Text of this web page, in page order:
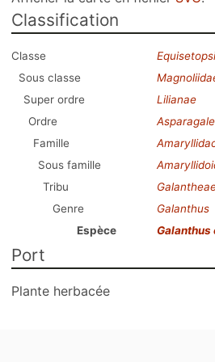
Classification
Classe
Sous classe
Super ordre
Lilianae
Ordre
Famille
Sous famille
Tribu
Genre
Galanthus
Espèce
Galanthus
Port
Plante herbacée